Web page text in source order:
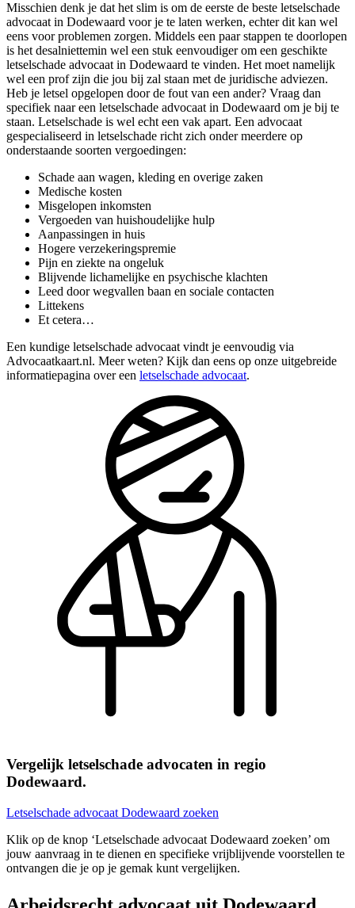
Misschien denk je dat het slim is om de eerste de beste letselschade
advocaat in Dodewaard voor je te laten werken, echter dit kan wel
eens voor problemen zorgen. Middels een paar stappen te doorlopen
is het desalniettemin wel een stuk eenvoudiger om een geschikte
letselschade advocaat in Dodewaard te vinden. Het moet namelijk
wel een prof zijn die jou bij zal staan met de juridische adviezen.
Heb je letsel opgelopen door de fout van een ander? Vraag dan
specifiek naar een letselschade advocaat in Dodewaard om je bij te
staan. Letselschade is wel echt een vak apart. Een advocaat
gespecialiseerd in letselschade richt zich onder meerdere op
onderstaande soorten vergoedingen:
Schade aan wagen, kleding en overige zaken
Medische kosten
Misgelopen inkomsten
Vergoeden van huishoudelijke hulp
Aanpassingen in huis
Hogere verzekeringspremie
Pijn en ziekte na ongeluk
Blijvende lichamelijke en psychische klachten
Leed door wegvallen baan en sociale contacten
Littekens
Et cetera…
Een kundige letselschade advocaat vindt je eenvoudig via
Advocaatkaart.nl. Meer weten? Kijk dan eens op onze uitgebreide
informatiepagina over een letselschade advocaat.
Vergelijk letselschade advocaten in regio
Dodewaard.
Letselschade advocaat Dodewaard zoeken
Klik op de knop ‘Letselschade advocaat Dodewaard zoeken’ om
jouw aanvraag in te dienen en specifieke vrijblijvende voorstellen te
ontvangen die je op je gemak kunt vergelijken.